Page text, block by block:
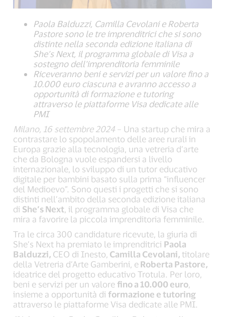
Paola Balduzzi, Camilla Cevolani e Roberta
Pastore sono le tre imprenditrici che si sono
distinte nella seconda edizione italiana di
She’s Next, il programma globale di Visa a
sostegno dell’imprenditoria femminile
Riceveranno beni e servizi per un valore fino a
10.000 euro ciascuna e avranno accesso a
opportunità di formazione e tutoring
attraverso le piattaforme Visa dedicate alle
PMI
Milano, 16 settembre 2024 – Una startup che mira a
contrastare lo spopolamento delle aree rurali in
Europa grazie alla tecnologia, una vetreria d’arte
che da Bologna vuole espandersi a livello
internazionale, lo sviluppo di un tutor educativo
digitale per bambini basato sulla prima “influencer
del Medioevo”. Sono questi i progetti che si sono
distinti nell’ambito della seconda edizione italiana
di She’s Next , il programma globale di Visa che
mira a favorire la piccola imprenditoria femminile.
Tra le circa 300 candidature ricevute, la giuria di
She’s Next ha premiato le imprenditrici Paola
Balduzzi, CEO di Inesto, Camilla Cevolani,titolare
della Vetreria d’Arte Gamberini, e Roberta Pastore,
ideatrice del progetto educativo Trotula. Per loro,
beni e servizi per un valore fino a 10.000 euro
insieme a opportunità di formazione e tutoring
attraverso le piattaforme Visa dedicate alle PMI.